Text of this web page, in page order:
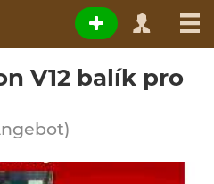
V12 balík pro